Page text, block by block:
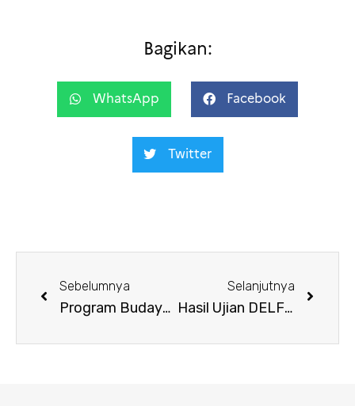
Bagikan:
WhatsApp Facebook
Twitter
Sebelumnya
Program Budaya & Sinema IFI Jakarta Desember 2023
Selanjutnya
Hasil Ujian DELF-DALF Sesi November 2023